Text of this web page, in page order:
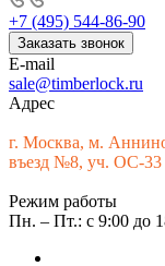
+7 (495) 544-86-90
Заказать звонок
E-mail
sale@timberlock.ru
Адрес
г. Москва, м.
въезд №8, уч. ОС-33
Режим работы
Пн. – Пт.: с 9:00 до